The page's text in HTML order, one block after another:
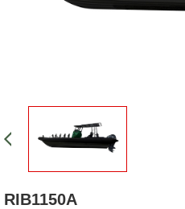
RIB1150A